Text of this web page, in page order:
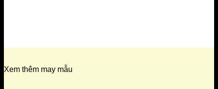
Xem thêm may mẫu